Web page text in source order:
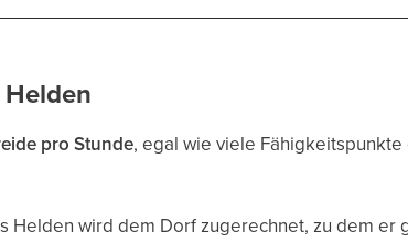
pro Stunde, egal wie viele
Helden wird dem Dorf zugerechnet, zu dem er